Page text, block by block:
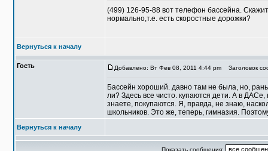
(499) 126-95-88 вот телефон бассейна.
нормально,т.е. есть скоростные дорожки?
Вернуться к началу
Гость Добавлено: Вт Фев 08, 2011 4:44 pm Заголовок
Бассейн хороший. давно там не была, но,
ли? Здесь все чисто. купаются дети. А в
знаете, покупаются. Я, правда, не знаю,
школьников. Это же, теперь, гимназия.
Вернуться к началу
Показать сообщения: